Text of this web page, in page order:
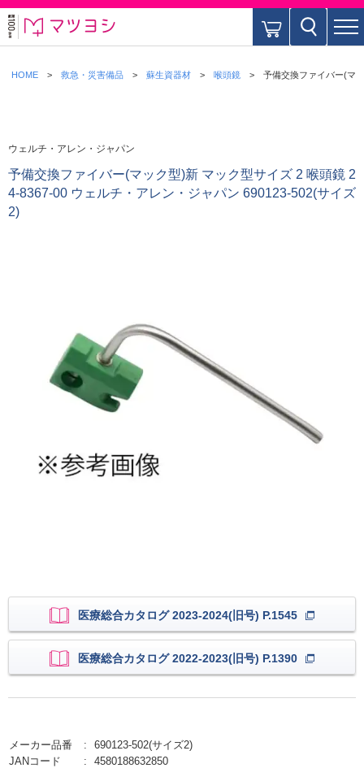
HOME 救急・災害備品 蘇生資器材 喉頭鏡 予備交換ファイバー(マ
ウェルチ・アレン・ジャパン
予備交換ファイバー(マック型)新 マック型サイズ 2 喉頭鏡 2
4-8367-00 ウェルチ・アレン・ジャパン 690123-502(サイズ
2)
医療総合カタログ 2023-2024(旧号) P.1545
医療総合カタログ 2022-2023(旧号) P.1390
メーカー品番
690123-502(サイズ2)
JANコード
4580188632850